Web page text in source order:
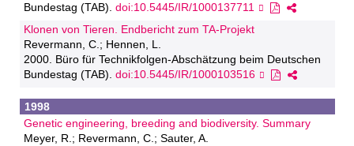
Bundestag (TAB). doi:10.5445/IR/1000137711
Klonen von Tieren. Endbericht zum TA-Projekt
Revermann, C.; Hennen, L.
2000. Büro für Technikfolgen-Abschätzung beim Deutschen
Bundestag (TAB). doi:10.5445/IR/1000103516
1998
Genetic engineering, breeding and biodiversity. Summary
Meyer, R.; Revermann, C.; Sauter, A.